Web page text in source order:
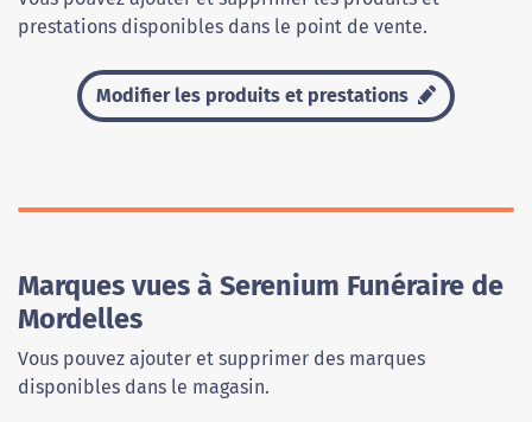
prestations disponibles dans le point de vente.
Modifier les produits et prestations
Marques vues à Serenium Funéraire de
Mordelles
Vous pouvez ajouter et supprimer des marques
disponibles dans le magasin.